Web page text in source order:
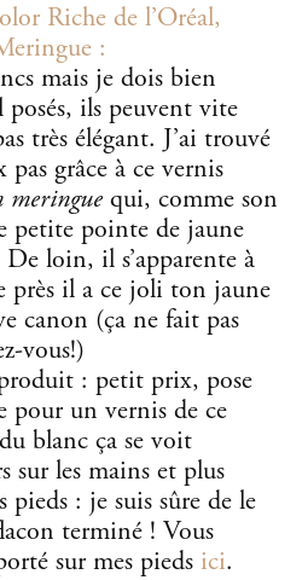
Riche de l’Oréal,
:
mais je dois bien
ils peuvent vite
très élégant. J’ai trouvé
pas grâce à ce vernis
meringuequi, comme son
petite pointe de jaune
loin, il s’apparente à
près il a ce joli ton jaune
canon (ça ne fait pas
vous!)
: petit prix, pose
pour un vernis de ce
blanc ça se voit
sur les mains et plus
pieds : je suis sûre de le
terminé ! Vous
sur mes pieds ici.